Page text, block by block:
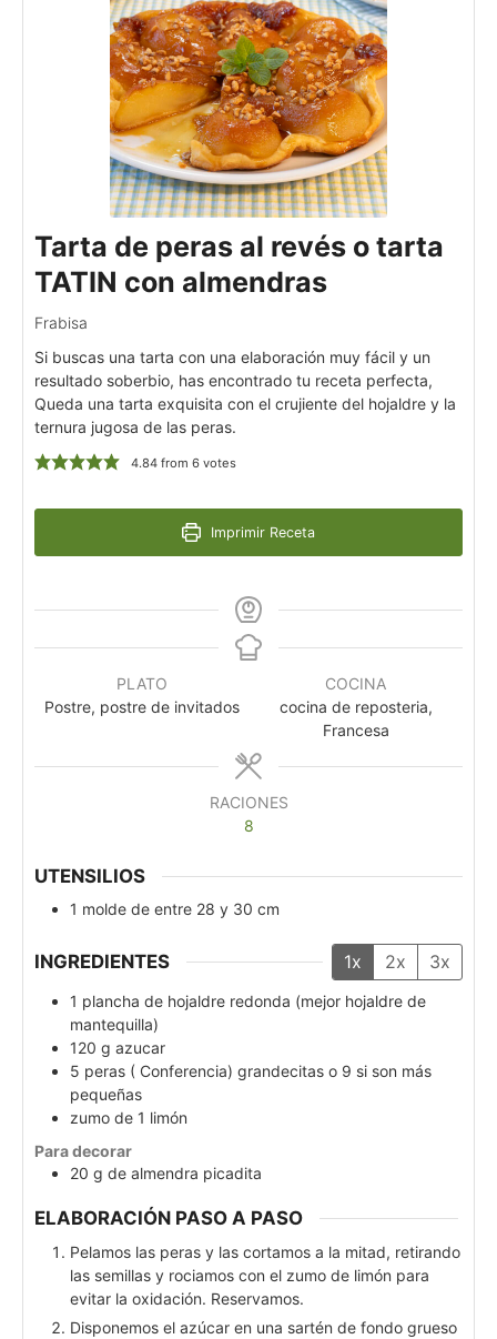
Tarta de peras al revés o tarta
TATIN con almendras
Frabisa
Si buscas una tarta con una elaboración muy fácil y un
resultado soberbio, has encontrado tu receta perfecta,
Queda una tarta exquisita con el crujiente del hojaldre y la
ternura jugosa de las peras.
4.84from 6votes
Imprimir Receta
PLATO
Postre, postre de invitados
COCINA
cocina de reposteria,
Francesa
RACIONES
8
UTENSILIOS
1 molde de entre 28 y 30 cm
INGREDIENTES 1x 2x 3x
1 plancha de hojaldre redonda (mejor hojaldre de
mantequilla)
120 g azucar
5 peras ( Conferencia) grandecitas o 9 si son más
pequeñas
zumo de 1 limón
Para decorar
20 g de almendra picadita
ELABORACIÓN PASO A PASO
Pelamos las peras y las cortamos a la mitad, retirando
las semillas y rociamos con el zumo de limón para
evitar la oxidación. Reservamos.
Disponemos el azúcar en una sartén de fondo grueso